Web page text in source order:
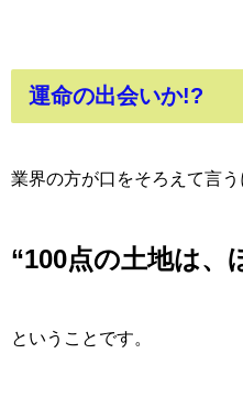
運命の出会いか!?
業界の方が口をそろえて言う
“100点の土地は、
ということです。